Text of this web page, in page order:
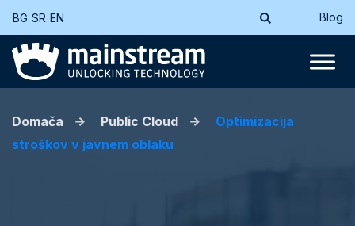
BG SR EN Blog
Domača Public Cloud
Optimizacija
stroškov v javnem oblaku